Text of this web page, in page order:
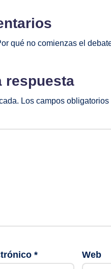
qué no comienzas el
respuesta
Los campos
* Web